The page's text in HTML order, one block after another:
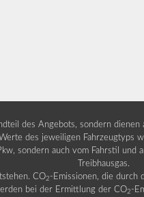
des Angebots, sondern
des jeweiligen
sondern auch vom Fahrstil und
Treibhausgas.
CO2 -Emissionen, die durch
bei der Ermittlung der CO2 -